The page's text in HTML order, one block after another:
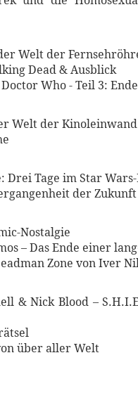
Welt der
Dead & Ausblick
Who - Teil 3:
Welt der Kinoleinwand
Tage im Star
der Zukunft
Nostalgie
– Das Ende einer
Zone von Iver
& Nick Blood –
über aller Welt